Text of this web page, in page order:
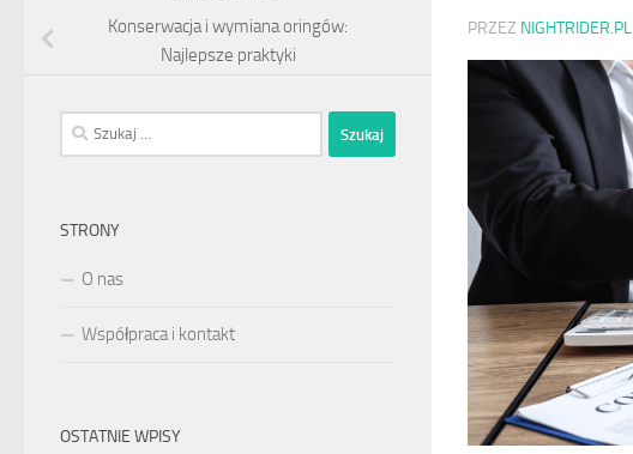
PRZEZ NIGHTRIDER.PL
Konserwacja i wymiana oringów:
Najlepsze praktyki
Szukaj:
STRONY
O nas
Współpraca i kontakt
OSTATNIE WPISY